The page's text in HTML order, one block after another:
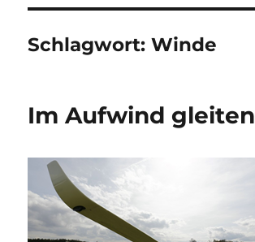
Schlagwort:Winde
Im Aufwind gleiten